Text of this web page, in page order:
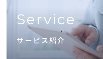
Service
サービス紹介